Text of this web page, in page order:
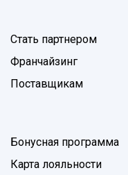
Стать партнером
Франчайзинг
Поставщикам
Бонусная программа
Карта лояльности